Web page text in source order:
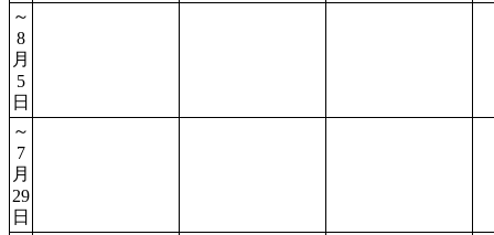
～
8
月
5
日
～
7
月
29
日